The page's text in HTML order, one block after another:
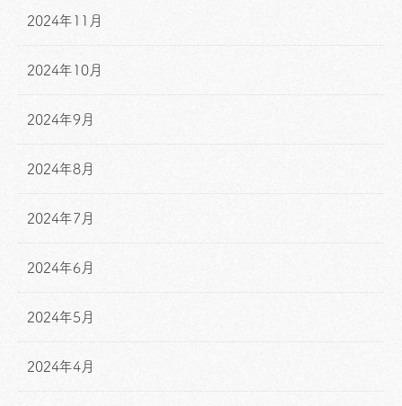
2024年11月
2024年10月
2024年9月
2024年8月
2024年7月
2024年6月
2024年5月
2024年4月